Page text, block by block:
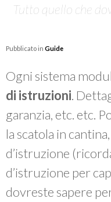
Tutto quello che
Pubblicato in Guide
Ogni sistema
di istruzioni.
garanzia, etc. etc.
la scatola in
d’istruzione
d’istruzione per
dovreste sapere